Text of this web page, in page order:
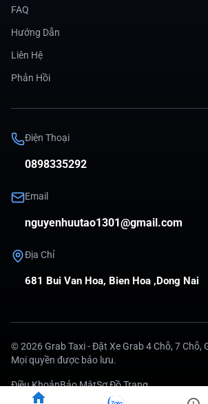
FAQ
Hướng Dẫn
Liên Hệ
Phản Hồi
Điện Thoại
0898335292
Email
nguyenhuutao1301@gmail.com
Địa Chỉ
681 Bui Van Hoa, Bien Hoa ,Dong Nai
©2026Grab Taxi - Đặt Xe Grab 4 Chỗ, 7 Chỗ,
Mọi quyền được bảo lưu.
Điều KhoảnBảo MậtSơ Đồ Trang